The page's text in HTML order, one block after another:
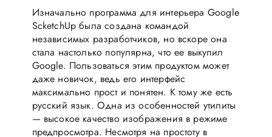
Изначально программа для интерьера Google
ScketсhUp была создана командой
независимых разработчиков, но вскоре она
стала настолько популярна, что ее выкупил
Google. Пользоваться этим продуктом может
даже новичок, ведь его интерфейс
максимально прост и понятен. К тому же есть
русский язык. Одна из особенностей утилиты
— высокое качество изображения в режиме
предпросмотра. Несмотря на простоту в